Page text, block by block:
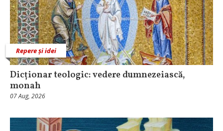
Repere și idei
Dicționar teologic: vedere dumnezeiască,
monah
07 Aug, 2026